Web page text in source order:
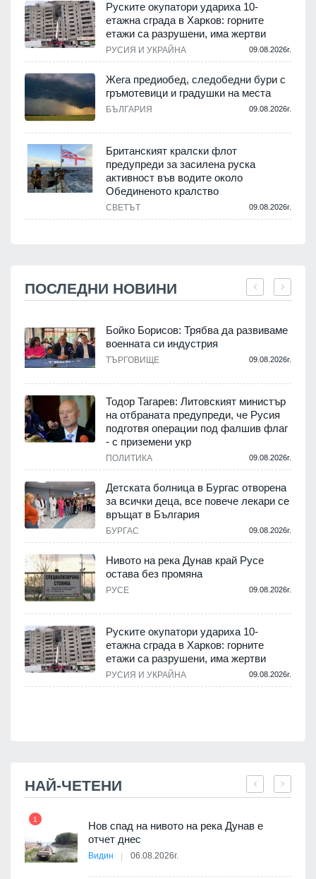
Руските окупатори удариха 10-
етажна сграда в Харков: горните
етажи са разрушени, има жертви
РУСИЯ И УКРАЙНА 09.08.2026г.
Жега предиобед, следобедни бури с
гръмотевици и градушки на места
БЪЛГАРИЯ 09.08.2026г.
Британският кралски флот
предупреди за засилена руска
активност във водите около
Обединеното кралство
СВЕТЪТ 09.08.2026г.
ПОСЛЕДНИ НОВИНИ
Бойко Борисов: Трябва да развиваме
военната си индустрия
ТЪРГОВИЩЕ 09.08.2026г.
Тодор Тагарев: Литовският министър
на отбраната предупреди, че Русия
подготвя операции под фалшив флаг
- с приземени укр
ПОЛИТИКА 09.08.2026г.
Детската болница в Бургас отворена
за всички деца, все повече лекари се
връщат в България
БУРГАС 09.08.2026г.
Нивото на река Дунав край Русе
остава без промяна
РУСЕ 09.08.2026г.
Руските окупатори удариха 10-
етажна сграда в Харков: горните
етажи са разрушени, има жертви
РУСИЯ И УКРАЙНА 09.08.2026г.
НАЙ-ЧЕТЕНИ
1
Нов спад на нивото на река Дунав е
отчет днес
Видин 06.08.2026г.